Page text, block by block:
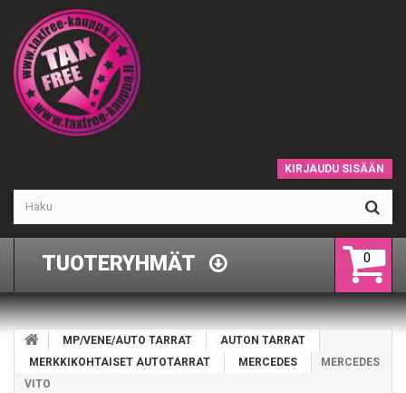
KIRJAUDU SISÄÄN
0
TUOTERYHMÄT
MP/VENE/AUTO TARRAT
AUTON TARRAT
MERKKIKOHTAISET AUTOTARRAT
MERCEDES
MERCEDES
VITO